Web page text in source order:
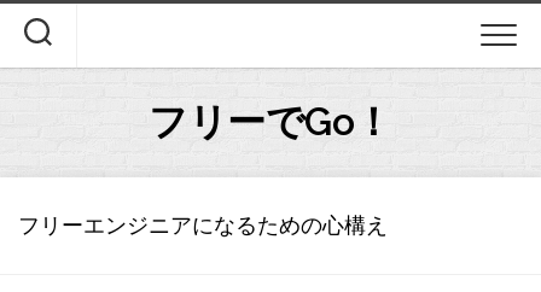
content
フリーでGo！
フリーエンジニアになるための心構え